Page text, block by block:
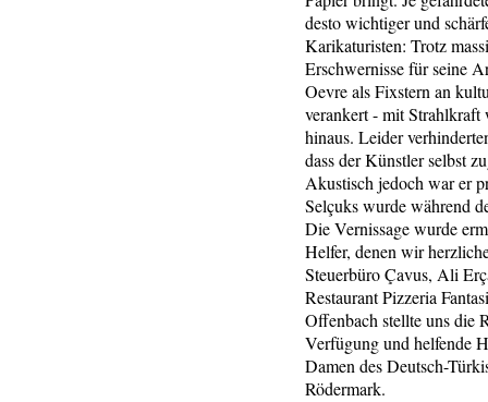
desto wichtiger und
Karikaturisten: Trotz
Erschwernisse für seine
Oevre als Fixstern an
verankert - mit Strahlkraft
hinaus. Leider
dass der Künstler selbst
Akustisch jedoch war er
Selçuks wurde während
Die Vernissage wurde
Helfer, denen wir
Steuerbüro Çavus, Ali
Restaurant Pizzeria
Offenbach stellte uns die
Verfügung und helfende
Damen des Deutsch-
Rödermark.